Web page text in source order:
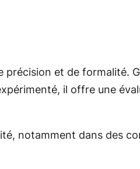
précision et de
il offre une
notamment dans des